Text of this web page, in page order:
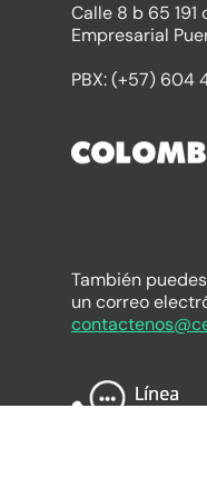
Calle 8 b 65
Empresarial
PBX: (+57) 604
También
un correo